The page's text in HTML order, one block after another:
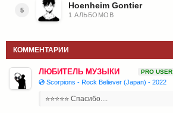
5 Hoenheim Gontier
1 АЛЬБОМОВ
КОММЕНТАРИИ
ЛЮБИТЕЛЬ МУЗЫКИ PRO USER
💿 Scorpions - Rock Believer (Japan) - 2022
⭐⭐⭐⭐⭐ Спасибо....